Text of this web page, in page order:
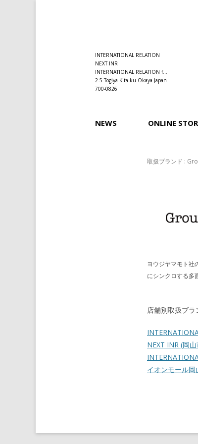
INTERNATIONAL RELATION
NEXT INR
INTERNATIONAL RELATION f...
2-5 Togiya Kita-ku Okaya Japan
700-0826
NEWS ONLINE
取扱ブランド :
ヨウジヤマモト社
にシンクロする多
店舗別取扱ブラ
NEXT INR (岡
イオンモール岡